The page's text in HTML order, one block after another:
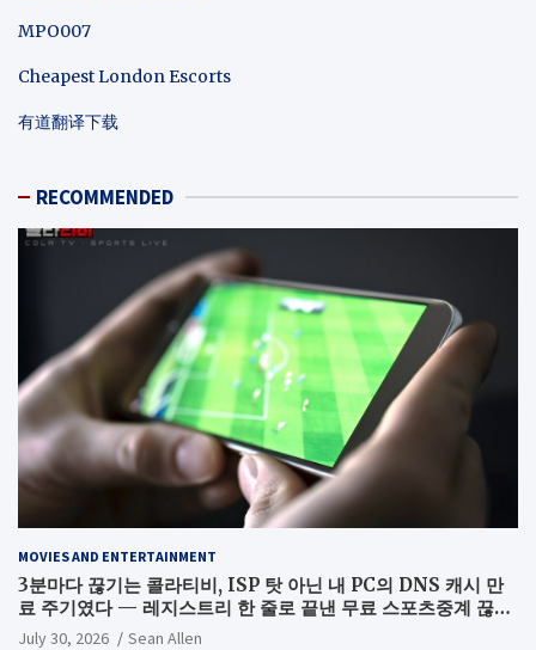
MPO007
Cheapest London Escorts
有道翻译下载
RECOMMENDED
MOVIES AND ENTERTAINMENT
3분마다 끊기는 콜라티비, ISP 탓 아닌 내 PC의 DNS 캐시 만
료 주기였다 — 레지스트리 한 줄로 끝낸 무료 스포츠중계 끊김
해결기
July 30, 2026 Sean Allen